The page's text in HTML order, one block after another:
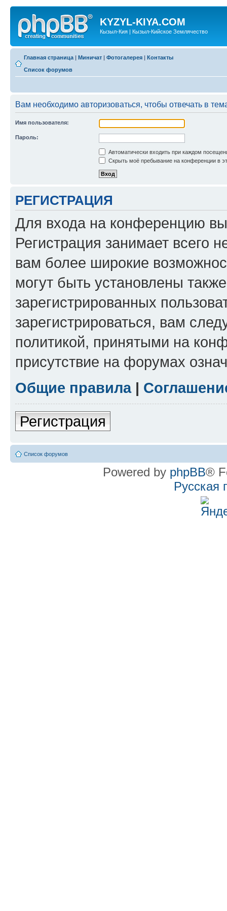
KYZYL-KIYA.COM
Кызыл-Кия | Кызыл-Кийское Землячество
Главная страница | Миничат | Фотогалерея | Контакты
Список форумов
Вам необходимо авторизоваться, чтобы отвечать в
Имя пользователя:
Пароль:
Автоматически входить при каждом
Скрыть моё пребывание на конференции в
РЕГИСТРАЦИЯ
Для входа на конференцию
Регистрация занимает всего
вам более широкие
могут быть установлены
зарегистрированных
зарегистрироваться, вам
политикой, принятыми на
присутствие на форумах
Общие правила|
Регистрация
Список форумов
Powered by phpBB®
Русская